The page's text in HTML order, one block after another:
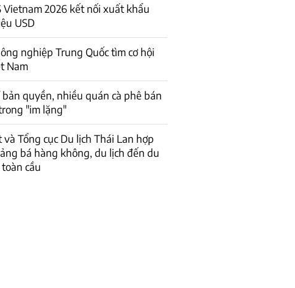
Vietnam 2026 kết nối xuất khẩu
USD
nghiệp Trung Quốc tìm cơ hội
Nam
bản quyền, nhiều quán cà phê bán
"im lặng"
Tổng cục Du lịch Thái Lan hợp
bá hàng không, du lịch đến du
cầu